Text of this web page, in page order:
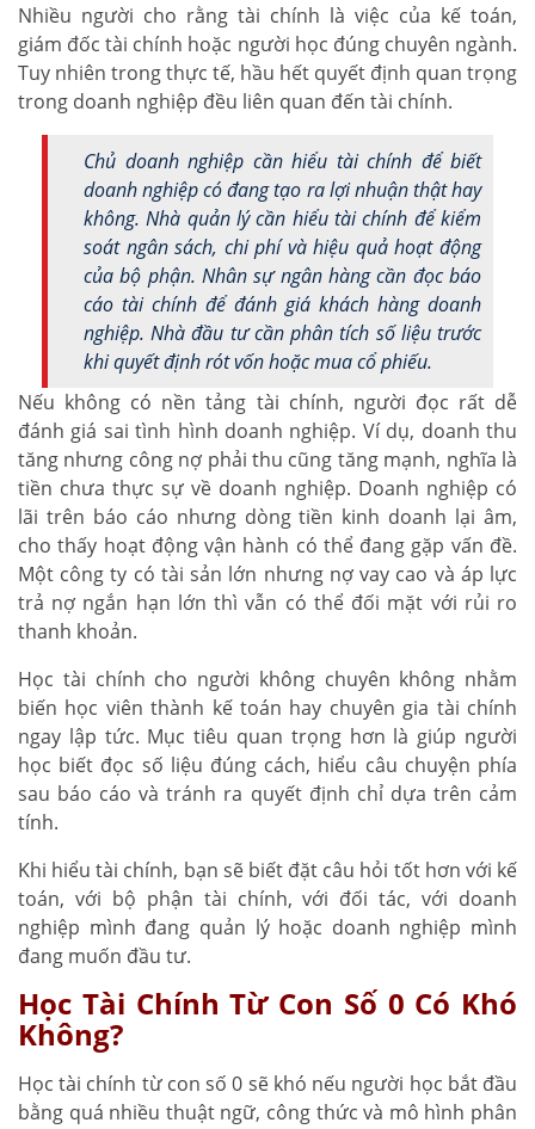
Nhiều người cho rằng tài chính là việc của kế toán,
giám đốc tài chính hoặc người học đúng chuyên ngành.
Tuy nhiên trong thực tế, hầu hết quyết định quan trọng
trong doanh nghiệp đều liên quan đến tài chính.
Chủ doanh nghiệp cần hiểu tài chính để biết
doanh nghiệp có đang tạo ra lợi nhuận thật hay
không. Nhà quản lý cần hiểu tài chính để kiểm
soát ngân sách, chi phí và hiệu quả hoạt động
của bộ phận. Nhân sự ngân hàng cần đọc báo
cáo tài chính để đánh giá khách hàng doanh
nghiệp. Nhà đầu tư cần phân tích số liệu trước
khi quyết định rót vốn hoặc mua cổ phiếu.
Nếu không có nền tảng tài chính, người đọc rất dễ
đánh giá sai tình hình doanh nghiệp. Ví dụ, doanh thu
tăng nhưng công nợ phải thu cũng tăng mạnh, nghĩa là
tiền chưa thực sự về doanh nghiệp. Doanh nghiệp có
lãi trên báo cáo nhưng dòng tiền kinh doanh lại âm,
cho thấy hoạt động vận hành có thể đang gặp vấn đề.
Một công ty có tài sản lớn nhưng nợ vay cao và áp lực
trả nợ ngắn hạn lớn thì vẫn có thể đối mặt với rủi ro
thanh khoản.
Học tài chính cho người không chuyên không nhằm
biến học viên thành kế toán hay chuyên gia tài chính
ngay lập tức. Mục tiêu quan trọng hơn là giúp người
học biết đọc số liệu đúng cách, hiểu câu chuyện phía
sau báo cáo và tránh ra quyết định chỉ dựa trên cảm
tính.
Khi hiểu tài chính, bạn sẽ biết đặt câu hỏi tốt hơn với kế
toán, với bộ phận tài chính, với đối tác, với doanh
nghiệp mình đang quản lý hoặc doanh nghiệp mình
đang muốn đầu tư.
Học Tài Chính Từ Con Số 0 Có Khó
Không?
Học tài chính từ con số 0 sẽ khó nếu người học bắt đầu
bằng quá nhiều thuật ngữ, công thức và mô hình phân